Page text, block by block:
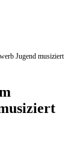
Jugend musiziert